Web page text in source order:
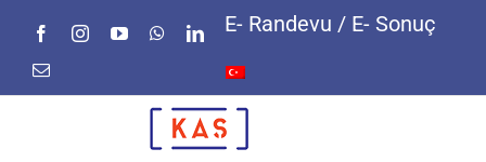
FacebookInstagramYouTubeWhatsAppLinkedIn
E-
E- Randevu / E- Sonuç